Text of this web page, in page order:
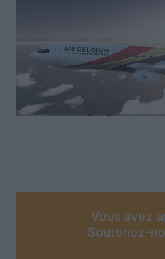
Vous avez
Soutenez-